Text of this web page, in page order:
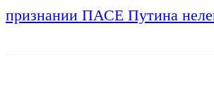
признании ПАСЕ Путина